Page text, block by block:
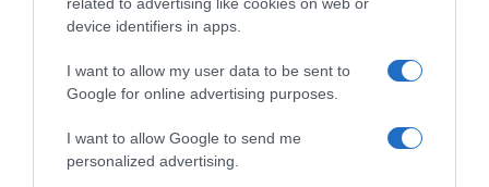
device identifiers in apps.
I want to allow my user data to be sent to
Google for online advertising purposes.
I want to allow Google to send me
personalized advertising.